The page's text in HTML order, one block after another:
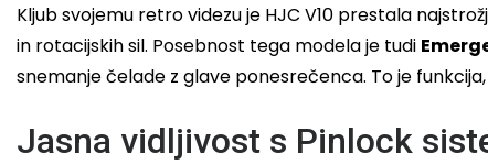
Kljub svojemu retro videzu je HJC V10 prestala
in rotacijskih sil. Posebnost tega modela je tudi
snemanje čelade z glave ponesrečenca. To je
Jasna vidljivost s Pinlock